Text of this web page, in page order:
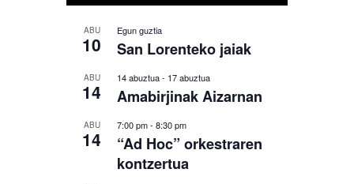
ABU
10
Egun guztia
San Lorenteko jaiak
ABU
14
14 abuztua- 17 abuztua
Amabirjinak Aizarnan
ABU
14
7:00 pm- 8:30 pm
“Ad Hoc” orkestraren
kontzertua